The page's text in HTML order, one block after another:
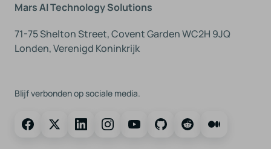
Mars AI Technology Solutions
71-75 Shelton Street, Covent Garden WC2H 9JQ
Londen, Verenigd Koninkrijk
Blijf verbonden op sociale media.